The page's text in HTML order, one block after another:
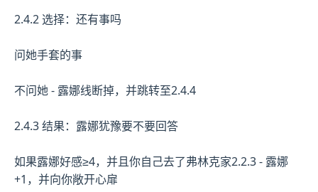
2.4.2 选择：还有事吗
问她手套的事
不问她 - 露娜线断掉，并跳转至2.4.4
2.4.3 结果：露娜犹豫要不要回答
如果露娜好感≥4，并且你自己去了弗林克家2.2.3 - 露娜
+1，并向你敞开心扉